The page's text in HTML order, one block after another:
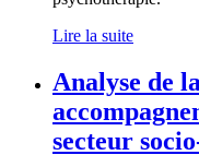
Lire la suite
Analyse de
secteur